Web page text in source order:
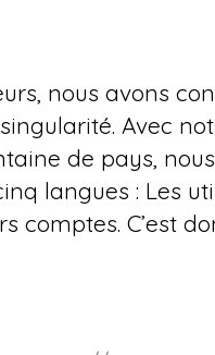
nous avons
Avec
de pays,
langues : Les
comptes. C’est